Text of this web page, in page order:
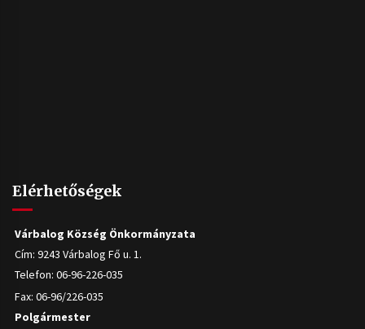
Elérhetőségek
Várbalog Község Önkormányzata
Cím: 9243 Várbalog Fő u. 1.
Telefon: 06-96-226-035
Fax: 06-96/226-035
Polgármester